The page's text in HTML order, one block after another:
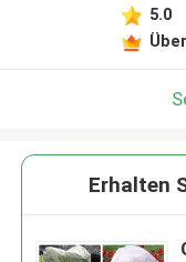
5.0
Erhalten